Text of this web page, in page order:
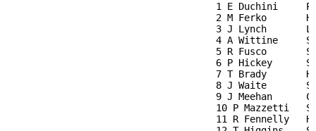
1 E Duchini     POW    13:12.5
2 M Ferko       HC     13:13
3 J Lynch       LaS M  13:28
4 A Wittine     St. F  13:33
5 R Fusco       SH     13:34
6 P Hickey      St. M  13:35
7 T Brady       Ha     13:36
8 J Waite       St. A  13:37
9 J Meehan      Cham   13:38
10 P Mazzetti   Step   13:45
11 R Fennelly   HC     13:46